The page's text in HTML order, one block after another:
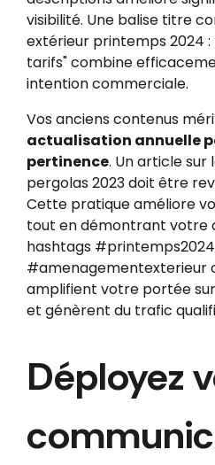
visibilité. Une balise titre
extérieur printemps 2024
tarifs" combine
intention commerciale.
Vos anciens contenus
actualisation annuelle
pertinence. Un article sur
pergolas 2023 doit être
Cette pratique améliore
tout en démontrant votre
hashtags
#amenagementexterieur
amplifient votre portée
et génèrent du trafic
Déployez